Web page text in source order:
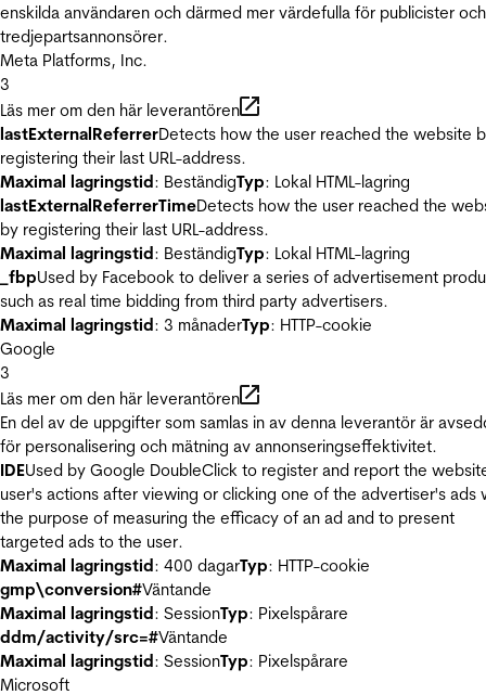
enskilda användaren och därmed mer värdefulla för publicister och
tredjepartsannonsörer.
Meta Platforms, Inc.
3
Läs mer om den här leverantören
lastExternalReferrerDetects how the user reached the website
registering their last URL-address.
Maximal lagringstid: BeständigTyp: Lokal HTML-lagring
lastExternalReferrerTimeDetects how the user reached the
by registering their last URL-address.
Maximal lagringstid: BeständigTyp: Lokal HTML-lagring
_fbpUsed by Facebook to deliver a series of advertisement
such as real time bidding from third party advertisers.
Maximal lagringstid: 3 månaderTyp: HTTP-cookie
Google
3
Läs mer om den här leverantören
En del av de uppgifter som samlas in av denna leverantör är
för personalisering och mätning av annonseringseffektivitet.
IDEUsed by Google DoubleClick to register and report the
user's actions after viewing or clicking one of the advertiser's ads
the purpose of measuring the efficacy of an ad and to present
targeted ads to the user.
Maximal lagringstid: 400 dagarTyp: HTTP-cookie
gmp\conversion#Väntande
Maximal lagringstid: SessionTyp: Pixelspårare
ddm/activity/src=#Väntande
Maximal lagringstid: SessionTyp: Pixelspårare
Microsoft